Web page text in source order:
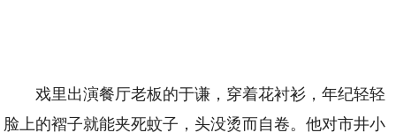
戏里出演餐厅老板的于谦，穿着花衬衫，年纪轻轻
脸上的褶子就能夹死蚊子，头没烫而自卷。他对市井小